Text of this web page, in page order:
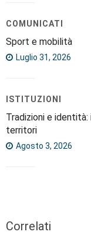
COMUNICATI
Sport e mobilità
Luglio 31, 2026
ISTITUZIONI
Tradizioni e
territori
Agosto 3, 2026
Correlati